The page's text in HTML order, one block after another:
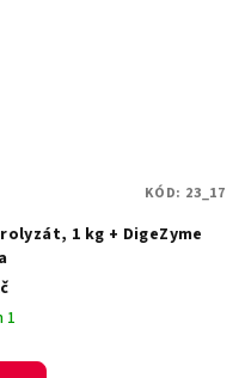
1 kg + DigeZyme
1
KÓD: 23_17